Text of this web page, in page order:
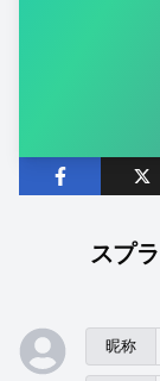
スプ
昵称